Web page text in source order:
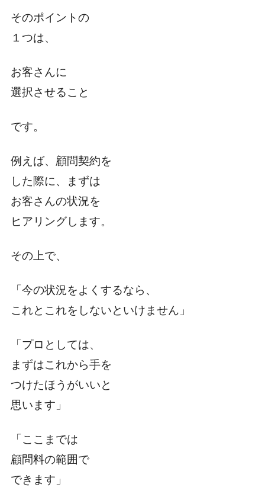
そのポイントの
１つは、
お客さんに
選択させること
です。
例えば、顧問契約を
した際に、まずは
お客さんの状況を
ヒアリングします。
その上で、
「今の状況をよくするなら、
これとこれをしないといけません」
「プロとしては、
まずはこれから手を
つけたほうがいいと
思います」
「ここまでは
顧問料の範囲で
できます」